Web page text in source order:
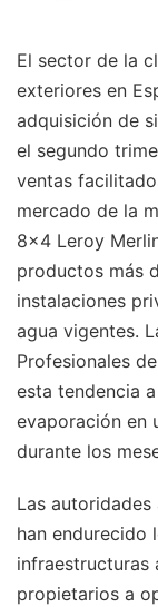
El sector de la
exteriores en
adquisición de
el segundo
ventas
mercado de la
8x4 Leroy
productos más
instalaciones
agua vigentes.
Profesionales
esta tendencia
evaporación en
durante los
Las
han endurecido
infraestructuras
propietarios a